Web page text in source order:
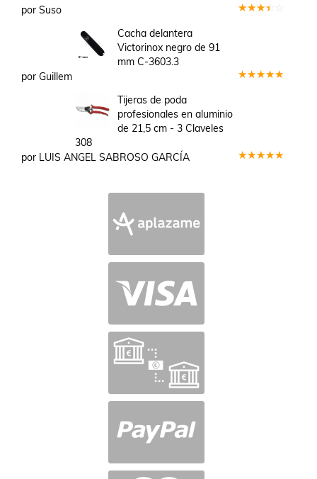
por Suso
Cacha delantera
Victorinox negro de 91
mm C-3603.3
por Guillem
Tijeras de poda
profesionales en aluminio
de 21,5 cm - 3 Claveles
308
por LUIS ANGEL SABROSO GARCÍA